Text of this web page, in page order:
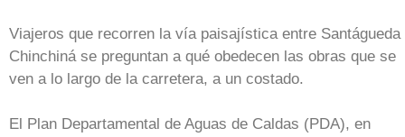
Viajeros que recorren la vía paisajística entre Santágueda
Chinchiná se preguntan a qué obedecen las obras que se
ven a lo largo de la carretera, a un costado.
El Plan Departamental de Aguas de Caldas (PDA), en